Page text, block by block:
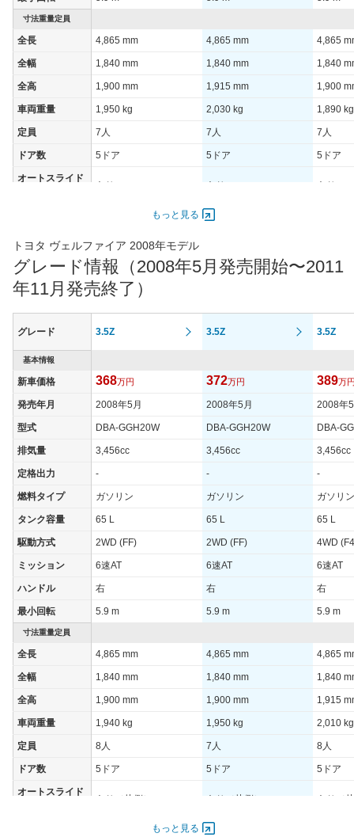
装備オプション
寸法重量定員
全長 4,865 mm 4,865 mm 4,865
全幅 1,840 mm 1,840 mm 1,840
全高 1,900 mm 1,915 mm 1,900
車両重量 1,950 kg 2,030 kg 1,890 kg
定員 7人 7人 7人
ドア数 5ドア 5ドア 5ドア
オートスライド
あり あり あり
最高トルク 344 [35.1]/ 4,700 344 [35.1]/ 4,700 224
過給機 -
(前)
235/50R18 97V 235/50R18 97V 235/
タイヤサイズ
(後)
街地)
- - -
WLTCモード(郊
外)
WLTCモード(高
- - -
装備オプション
もっと見る
トヨタ ヴェルファイア 2008年モデル
グレード情報（2008年5月発売開始〜2011
年11月発売終了）
グレード 3.5Z 3.5Z 3.5Z
基本情報
新車価格 368万円 372万円 389万
発売年月 2008年5月 2008年5月 2008年
型式 DBA-GGH20W DBA-GGH20W DBA-
排気量 3,456cc 3,456cc 3,456cc
定格出力 - - -
燃料タイプ ガソリン ガソリン ガソリン
タンク容量 65 L 65 L 65 L
駆動方式 2WD (FF) 2WD (FF) 4WD
ミッション 6速AT 6速AT 6速AT
ハンドル 右 右 右
最小回転 5.9 m 5.9 m 5.9 m
寸法重量定員
全長 4,865 mm 4,865 mm 4,865
全幅 1,840 mm 1,840 mm 1,840
全高 1,900 mm 1,900 mm 1,915
車両重量 1,940 kg 1,950 kg 2,010 kg
定員 8人 7人 8人
ドア数 5ドア 5ドア 5ドア
オートスライド
あり（片側） あり（片側） あり（
もっと見る